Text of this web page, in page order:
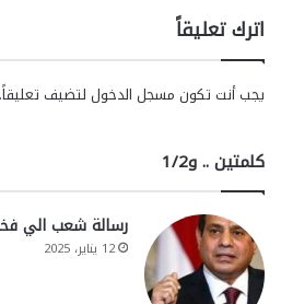
اترك تعليقاً
يجب أنت تكون مسجل الدخول لتضيف تعليقاً.
كلمتين .. و1/2
رسالة شعب الي
12 يناير، 2025